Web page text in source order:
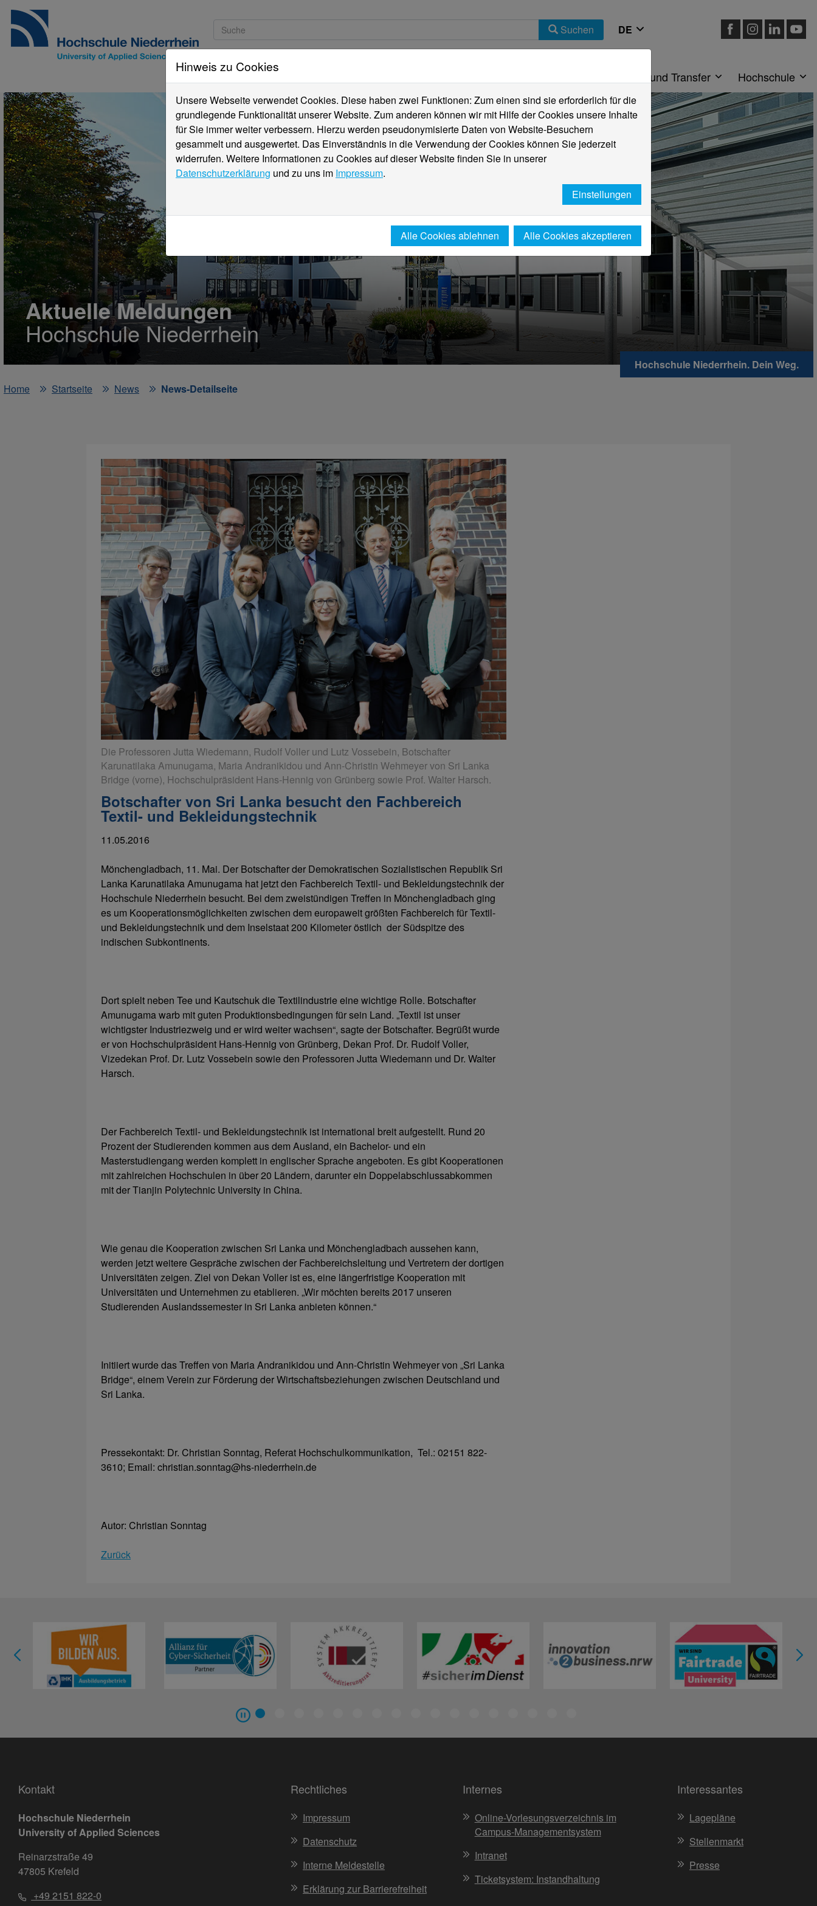
Suchen
Studieninteressierte Forschung und Transfer Hochschule
Aktuelle Meldungen
Hochschule Niederrhein
Hochschule Niederrhein. Dein Weg.
Home
Startseite News News-Detailseite
Die Professoren Jutta Wiedemann, Rudolf Voller und Lutz Vossebein, Botschafter
Karunatilaka Amunugama, Maria Andranikidou und Ann-Christin Wehmeyer von Sri Lanka
Bridge (vorne), Hochschulpräsident Hans-Hennig von Grünberg sowie Prof. Walter Harsch.
Botschafter von Sri Lanka besucht den Fachbereich
Textil- und Bekleidungstechnik
11.05.2016
Mönchengladbach, 11. Mai. Der Botschafter der Demokratischen Sozialistischen Republik Sri
Lanka Karunatilaka Amunugama hat jetzt den Fachbereich Textil- und Bekleidungstechnik der
Hochschule Niederrhein besucht. Bei dem zweistündigen Treffen in Mönchengladbach ging
es um Kooperationsmöglichkeiten zwischen dem europaweit größten Fachbereich für Textil-
und Bekleidungstechnik und dem Inselstaat 200 Kilometer östlich der Südspitze des
indischen Subkontinents.
Dort spielt neben Tee und Kautschuk die Textilindustrie eine wichtige Rolle. Botschafter
Amunugama warb mit guten Produktionsbedingungen für sein Land. „Textil ist unser
wichtigster Industriezweig und er wird weiter wachsen“, sagte der Botschafter. Begrüßt wurde
er von Hochschulpräsident Hans-Hennig von Grünberg, Dekan Prof. Dr. Rudolf Voller,
Vizedekan Prof. Dr. Lutz Vossebein sowie den Professoren Jutta Wiedemann und Dr. Walter
Harsch.
Der Fachbereich Textil- und Bekleidungstechnik ist international breit aufgestellt. Rund 20
Prozent der Studierenden kommen aus dem Ausland, ein Bachelor- und ein
Masterstudiengang werden komplett in englischer Sprache angeboten. Es gibt Kooperationen
mit zahlreichen Hochschulen in über 20 Ländern, darunter ein Doppelabschlussabkommen
mit der Tianjin Polytechnic University in China.
Wie genau die Kooperation zwischen Sri Lanka und Mönchengladbach aussehen kann,
werden jetzt weitere Gespräche zwischen der Fachbereichsleitung und Vertretern der dortigen
Universitäten zeigen. Ziel von Dekan Voller ist es, eine längerfristige Kooperation mit
Universitäten und Unternehmen zu etablieren. „Wir möchten bereits 2017 unseren
Studierenden Auslandssemester in Sri Lanka anbieten können.“
Initiiert wurde das Treffen von Maria Andranikidou und Ann-Christin Wehmeyer von „Sri Lanka
Bridge“, einem Verein zur Förderung der Wirtschaftsbeziehungen zwischen Deutschland und
Sri Lanka.
Pressekontakt: Dr. Christian Sonntag, Referat Hochschulkommunikation, Tel.: 02151 822-
3610; Email: christian.sonntag@hs-niederrhein.de
Autor: Christian Sonntag
Zurück
Kontakt
Hochschule Niederrhein
University of Applied Sciences
Reinarzstraße 49
47805 Krefeld
+49 2151 822-0
Rechtliches
Impressum
Datenschutz
Interne Meldestelle
Erklärung zur Barrierefreiheit
Internes
Online-Vorlesungsverzeichnis im
Campus-Managementsystem
Intranet
Ticketsystem: Instandhaltung
Interessantes
Lagepläne
Stellenmarkt
Presse
Hinweis zu Cookies
Unsere Webseite verwendet Cookies. Diese haben zwei Funktionen: Zum einen sind sie erforderlich für die
grundlegende Funktionalität unserer Website. Zum anderen können wir mit Hilfe der Cookies unsere Inhalte
für Sie immer weiter verbessern. Hierzu werden pseudonymisierte Daten von Website-Besuchern
gesammelt und ausgewertet. Das Einverständnis in die Verwendung der Cookies können Sie jederzeit
widerrufen. Weitere Informationen zu Cookies auf dieser Website finden Sie in unserer
Datenschutzerklärung und zu uns im Impressum.
Einstellungen
Alle Cookies ablehnen Alle Cookies akzeptieren